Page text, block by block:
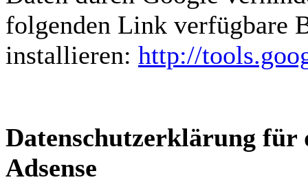
folgenden Link verfügbare
installieren: http://
Datenschutzerklärung für
Adsense